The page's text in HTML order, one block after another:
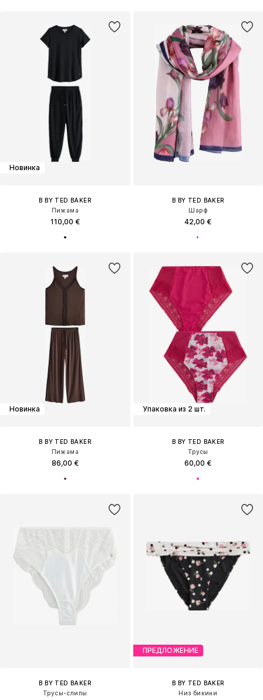
Новинка
B BY TED BAKER
Пижама
110,00 €
B BY TED BAKER
Шарф
42,00 €
Новинка
B BY TED BAKER
Пижама
86,00 €
Упаковка из 2 шт.
B BY TED BAKER
Трусы
60,00 €
B BY TED BAKER
Трусы-слипы
ПРЕДЛОЖЕНИЕ
B BY TED BAKER
Низ бикини